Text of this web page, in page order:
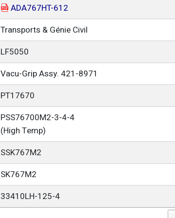
ADA767HT-612
Transports & Génie Civil
LF5050
Vacu-Grip Assy. 421-8971
PT17670
PSS76700M2-3-4-4
(High Temp)
SSK767M2
SK767M2
33410LH-125-4